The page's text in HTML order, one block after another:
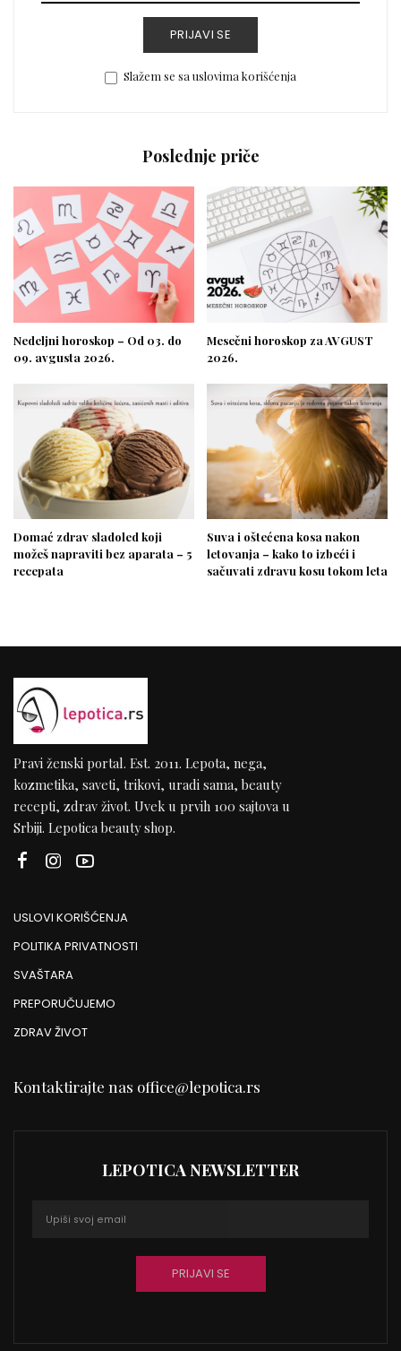
PRIJAVI SE
Slažem se sa uslovima korišćenja
Poslednje priče
Nedeljni horoskop – Od 03. do
09. avgusta 2026.
Mesečni horoskop za AVGUST
2026.
Domać zdrav sladoled koji
možeš napraviti bez aparata – 5
recepata
Suva i oštećena kosa nakon
letovanja – kako to izbeći i
sačuvati zdravu kosu tokom leta
Pravi ženski portal. Est. 2011. Lepota, nega,
kozmetika, saveti, trikovi, uradi sama, beauty
recepti, zdrav život. Uvek u prvih 100 sajtova u
Srbiji. Lepotica beauty shop.
USLOVI KORIŠĆENJA
POLITIKA PRIVATNOSTI
SVAŠTARA
PREPORUČUJEMO
ZDRAV ŽIVOT
Kontaktirajte nas office@lepotica.rs
LEPOTICA NEWSLETTER